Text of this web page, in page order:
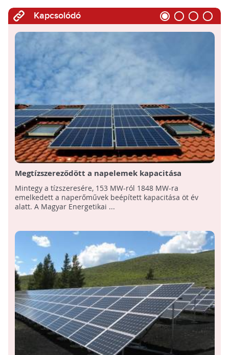
Kapcsolódó
Megtízszereződött a napelemek kapacitása
hazánkban az elmúlt öt évben!
Mintegy a tízszeresére, 153 MW-ról 1848 MW-ra
emelkedett a naperőművek beépített kapacitása öt év
alatt. A Magyar Energetikai ...